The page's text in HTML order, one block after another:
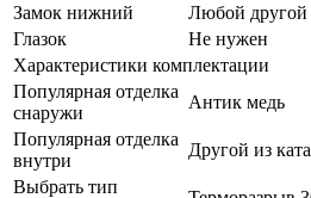
Замок нижний
Любой
Глазок
Не нужен
Характеристики комплектации
Популярная отделка
снаружи
Антик медь
Популярная отделка
внутри
Другой из
Выбрать тип